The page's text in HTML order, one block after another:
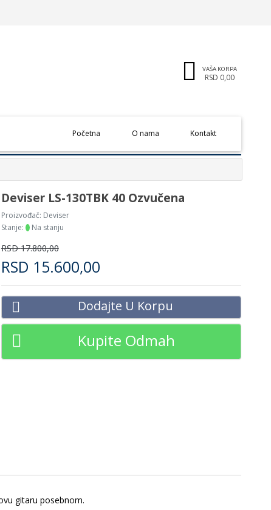
VAŠA KORPA
RSD 0,00
Početna O nama Kontakt
Deviser LS-130TBK 40 Ozvučena
Proizvođač: Deviser
Stanje:
Na stanju
RSD 17.800,00
RSD 15.600,00
Dodajte U Korpu
Kupite Odmah
gitaru posebnom.